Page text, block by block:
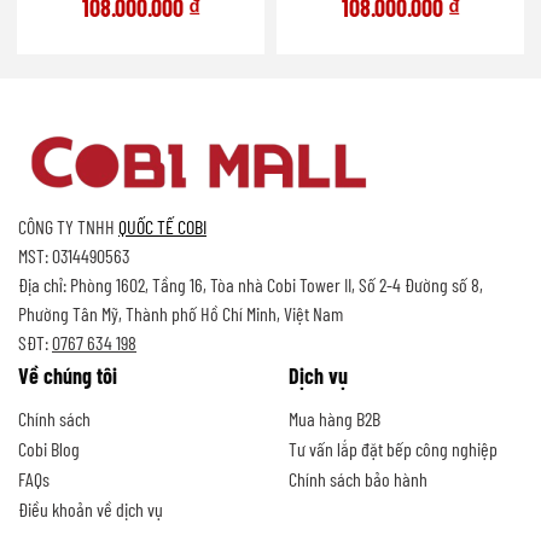
108.000.000 ₫ 108.000.000 ₫
CÔNG TY TNHH QUỐC TẾ COBI
MST: 0314490563
Địa chỉ: Phòng 1602, Tầng 16, Tòa nhà Cobi Tower II, Số 2-4 Đường số 8,
Phường Tân Mỹ, Thành phố Hồ Chí Minh, Việt Nam
SĐT:0767 634 198
Về chúng tôi
Chính sách
Cobi Blog
FAQs
Điều khoản về dịch vụ
Dịch vụ
Mua hàng B2B
Tư vấn lắp đặt bếp công nghiệp
Chính sách bảo hành